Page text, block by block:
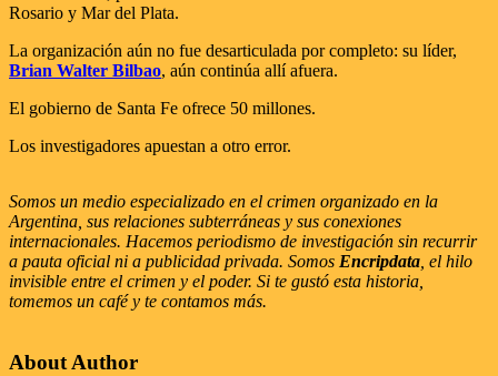
Rosario y Mar del Plata.
La organización aún no fue desarticulada por completo: su líder,
Brian Walter Bilbao, aún continúa allí afuera.
El gobierno de Santa Fe ofrece 50 millones.
Los investigadores apuestan a otro error.
Somos un medio especializado en el crimen organizado en la
Argentina, sus relaciones subterráneas y sus conexiones
internacionales. Hacemos periodismo de investigación sin recurrir
a pauta oficial ni a publicidad privada. Somos Encripdata , el hilo
invisible entre el crimen y el poder. Si te gustó esta historia,
tomemos un café y te contamos más.
About Author